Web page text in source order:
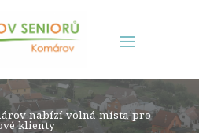
nabízí volná místa pro
klienty